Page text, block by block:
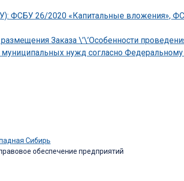
ФСБУ 26/2020 «Капитальные вложения»,
Заказа \’\’Особенности
муниципальных нужд согласно
Сибирь
обеспечение предприятий